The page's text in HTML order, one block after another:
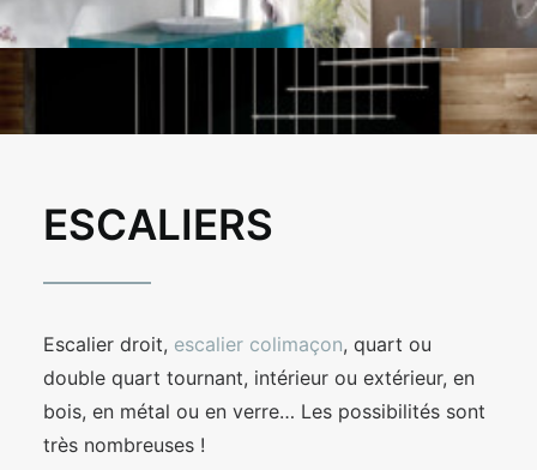
ESCALIERS
Escalier droit, escalier colimaçon, quart ou
double quart tournant, intérieur ou extérieur, en
bois, en métal ou en verre… Les possibilités sont
très nombreuses !